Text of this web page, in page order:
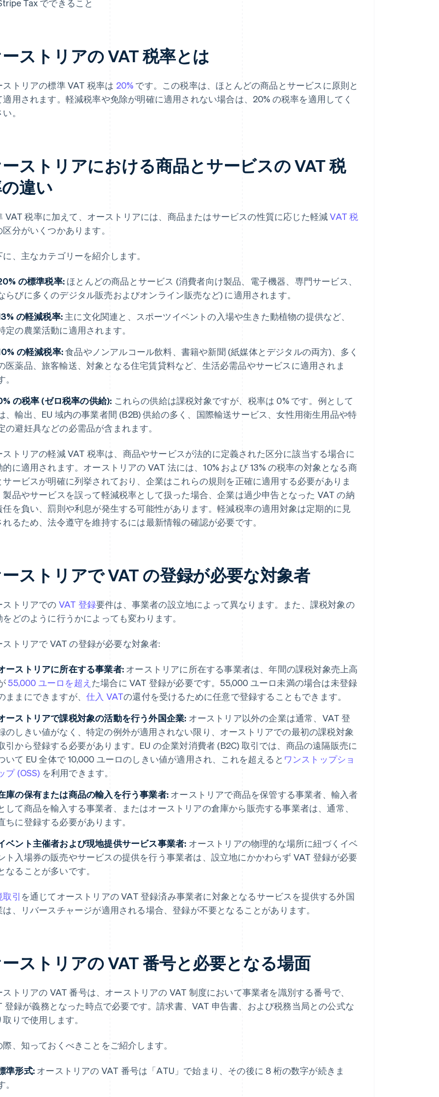
Tax でできること
ストリアの VAT 税率とは
ストリアの標準 VAT 税率は 20% です。この税率は、ほとんどの商品とサービスに原則と
適用されます。軽減税率や免除が明確に適用されない場合は、20% の税率を適用してく
。
ストリアにおける商品とサービスの VAT 税
違い
VAT 税率に加えて、オーストリアには、商品またはサービスの性質に応じた軽減VAT 税
区分がいくつかあります。
に、主なカテゴリーを紹介します。
の標準税率: ほとんどの商品とサービス (消費者向け製品、電子機器、専門サービス、
らびに多くのデジタル販売およびオンライン販売など) に適用されます。
の軽減税率: 主に文化関連と、スポーツイベントの入場や生きた動植物の提供など、
定の農業活動に適用されます。
の軽減税率:食品やノンアルコール飲料、書籍や新聞 (紙媒体とデジタルの両方)、多く
医薬品、旅客輸送、対象となる住宅賃貸料など、生活必需品やサービスに適用されま
。
の税率 (ゼロ税率の供給): これらの供給は課税対象ですが、税率は 0% です。例として
、輸出、EU 域内の事業者間 (B2B) 供給の多く、国際輸送サービス、女性用衛生用品や特
の避妊具などの必需品が含まれます。
ストリアの軽減 VAT 税率は、商品やサービスが法的に定義された区分に該当する場合に
的に適用されます。オーストリアの VAT 法には、10% および 13% の税率の対象となる商
サービスが明確に列挙されており、企業はこれらの規則を正確に適用する必要がありま
製品やサービスを誤って軽減税率として扱った場合、企業は過少申告となった VAT の納
任を負い、罰則や利息が発生する可能性があります。軽減税率の適用対象は定期的に見
れるため、法令遵守を維持するには最新情報の確認が必要です。
ストリアで VAT の登録が必要な対象者
ストリアでの VAT 登録要件は、事業者の設立地によって異なります。また、課税対象の
をどのように行うかによっても変わります。
ストリアで VAT の登録が必要な対象者:
ーストリアに所在する事業者: オーストリアに所在する事業者は、年間の課税対象売上高
55,000 ユーロを超え た場合に VAT 登録が必要です。55,000 ユーロ未満の場合は未登録
ままにできますが、 仕入 VATの還付を受けるために任意で登録することもできます。
ーストリアで課税対象の活動を行う外国企業: オーストリア以外の企業は通常、VAT 登
のしきい値がなく、特定の例外が適用されない限り、オーストリアでの最初の課税対象
引から登録する必要があります。EU の企業対消費者 (B2C) 取引では、商品の遠隔販売に
いて EU 全体で 10,000 ユーロのしきい値が適用され、これを超えると ワンストップショ
プ (OSS) を利用できます。
庫の保有または商品の輸入を行う事業者: オーストリアで商品を保管する事業者、輸入者
して商品を輸入する事業者、またはオーストリアの倉庫から販売する事業者は、通常、
ちに登録する必要があります。
ベント主催者および現地提供サービス事業者: オーストリアの物理的な場所に紐づくイベ
ト入場券の販売やサービスの提供を行う事業者は、設立地にかかわらず VAT 登録が必要
なることが多いです。
取引 を通じてオーストリアの VAT 登録済み事業者に対象となるサービスを提供する外国
は、リバースチャージが適用される場合、登録が不要となることがあります。
ストリアの VAT 番号と必要となる場面
ストリアの VAT 番号は、オーストリアの VAT 制度において事業者を識別する番号で、
登録が義務となった時点で必要です。請求書、VAT 申告書、および税務当局との公式な
りで使用します。
際、知っておくべきことをご紹介します。
準形式: オーストリアの VAT 番号は「ATU」で始まり、その後に 8 桁の数字が続きま
。